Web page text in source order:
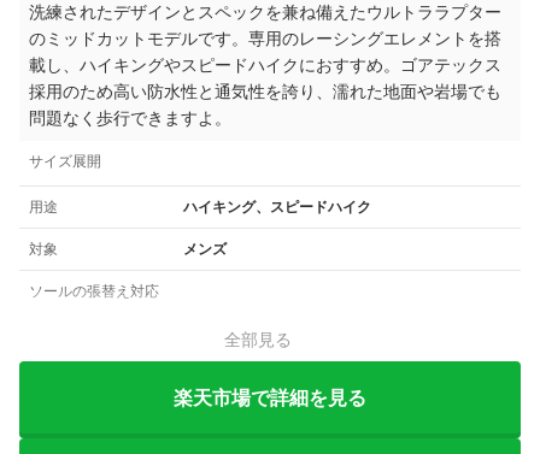
洗練されたデザインとスペックを兼ね備えたウルトララプター
のミッドカットモデルです。専用のレーシングエレメントを搭
載し、ハイキングやスピードハイクにおすすめ。ゴアテックス
採用のため高い防水性と通気性を誇り、濡れた地面や岩場でも
問題なく歩行できますよ。
サイズ展開
用途 ハイキング、スピードハイク
対象 メンズ
ソールの張替え対応
全部見る
楽天市場で詳細を見る